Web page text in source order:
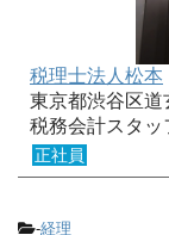
税理士法人松本
東京都渋谷区
税務会計スタッ
正社員
-経理